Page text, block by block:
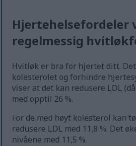
Hjertehelsefordeler
regelmessig
Hvitløk er bra for hjertet ditt.
kolesterolet og forhindre
viser at det kan redusere LDL
med opptil 26 %.
For de med høyt kolesterol kan
redusere LDL med 11,8 %. Det
nivåene med 11,5 %.